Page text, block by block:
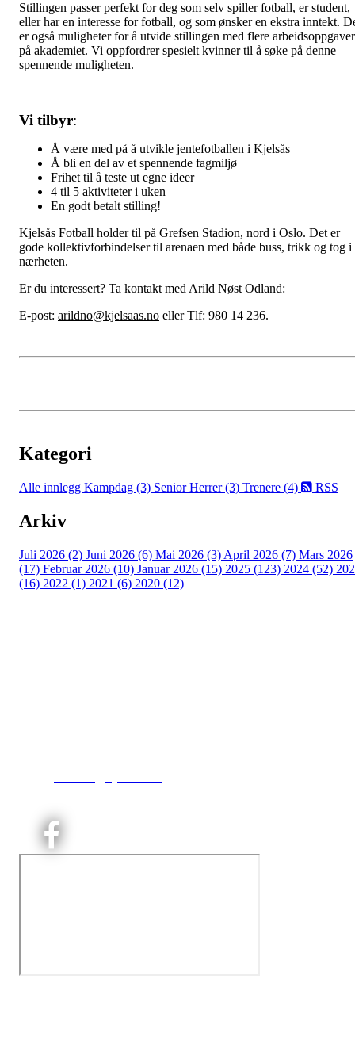
Stillingen passer perfekt for deg som selv spiller fotball, er student,
eller har en interesse for fotball, og som ønsker en ekstra inntekt.
er også muligheter for å utvide stillingen med flere arbeidsoppgaver
på akademiet. Vi oppfordrer spesielt kvinner til å søke på denne
spennende muligheten.
Vi tilbyr:
Å være med på å utvikle jentefotballen i Kjelsås
Å bli en del av et spennende fagmiljø
Frihet til å teste ut egne ideer
4 til 5 aktiviteter i uken
En godt betalt stilling!
Kjelsås Fotball holder til på Grefsen Stadion, nord i Oslo. Det er
gode kollektivforbindelser til arenaen med både buss, trikk og tog i
nærheten.
Er du interessert? Ta kontakt med Arild Nøst Odland:
E-post: arildno@kjelsaas.no eller Tlf: 980 14 236.
Kategori
Alle innlegg Kampdag (3) Senior Herrer (3) Trenere (4) RSS
Arkiv
Juli 2026 (2) Juni 2026 (6) Mai 2026 (3) April 2026 (7) Mars 2026
(17) Februar 2026 (10) Januar 2026 (15) 2025 (123) 2024 (52)
(16) 2022 (1) 2021 (6) 2020 (12)